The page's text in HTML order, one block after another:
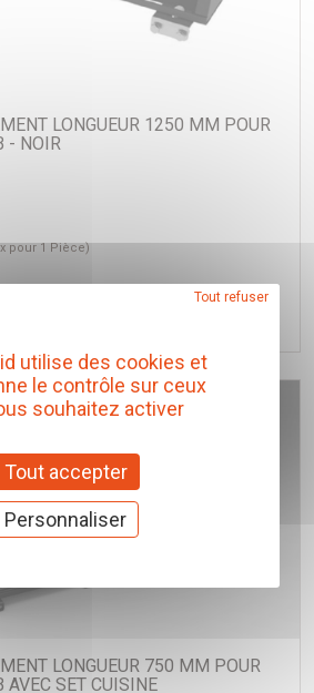
LONGUEUR 1250 MM POUR
- NOIR
pour 1 Pièce)
LONGUEUR 750 MM POUR
AVEC SET CUISINE
utilise des cookies et
le contrôle sur ceux
souhaitez activer
Tout accepter
Tout refuser
Personnaliser